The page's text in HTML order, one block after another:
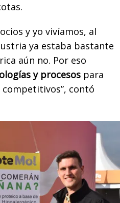
y yo vivíamos, al
ya estaba bastante
aún no. Por eso
y procesos para
contó